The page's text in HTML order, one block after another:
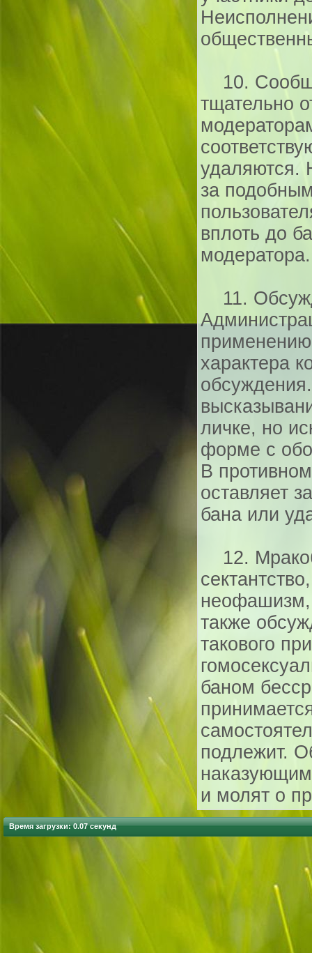
10.
тщательно
удаляются.
за
вплоть до
модератора.
11.
характера
личке, но
форме с
В
оставляет
бана или
12.
неофашизм,
также
такового
баном
подлежит.
и молят о
Время загрузки: 0.07 секунд